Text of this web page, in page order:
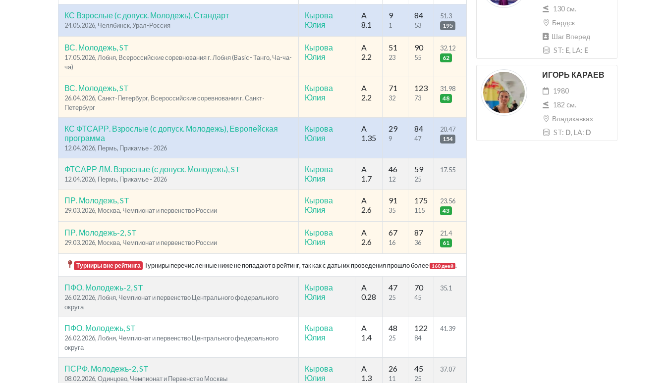
130 cм.
Бердск
Шаг Вперед
ST: E, LA: E
ИГОРЬ КАРАЕВ
1980
182 cм.
Владикавказ
ST: D, LA: D
КС Взрослые (с допуск. Молодежь), Стандарт
24.05.2026, Челябинск, Урал-Россия
Кырова
Юлия
A
8.1
9
1
84
53
51.3
195
ВС. Молодежь, ST
17.05.2026, Лобня, Всероссийские соревнования г. Лобня (Basic - Танго, Ча-ча-
ча)
Кырова
Юлия
A
2.2
51
23
90
55
32.12
62
ВС. Молодежь, ST
26.04.2026, Санкт-Петербург, Всероссийские соревнования г. Санкт-
Петербург
Кырова
Юлия
A
2.2
71
32
123
73
31.98
48
КС ФТСАРР. Взрослые (с допуск. Молодежь), Европейская
программа
12.04.2026, Пермь, Прикамье - 2026
Кырова
Юлия
A
1.35
29
9
84
47
20.47
154
ФТСАРР ЛМ. Взрослые (с допуск. Молодежь), ST
12.04.2026, Пермь, Прикамье - 2026
Кырова
Юлия
A
1.7
46
12
59
25
17.55
ПР. Молодежь, ST
29.03.2026, Москва, Чемпионат и первенство России
Кырова
Юлия
A
2.6
91
35
175
115
23.56
43
ПР. Молодежь-2, ST
29.03.2026, Москва, Чемпионат и первенство России
Кырова
Юлия
A
2.6
67
16
87
36
21.4
61
Турниры вне рейтинга Турниры перечисленные ниже не попадают в рейтинг, так как с даты их проведения прошло более 160 дней .
ПФО. Молодежь-2, ST
26.02.2026, Лобня, Чемпионат и первенство Центрального федерального
округа
Кырова
Юлия
A
0.28
47
25
70
45
35.1
ПФО. Молодежь, ST
26.02.2026, Лобня, Чемпионат и первенство Центрального федерального
округа
Кырова
Юлия
A
1.4
48
25
122
84
41.39
ПСРФ. Молодежь-2, ST
08.02.2026, Одинцово, Чемпионат и Первенство Москвы
Кырова
Юлия
A
1.3
26
11
45
25
37.07